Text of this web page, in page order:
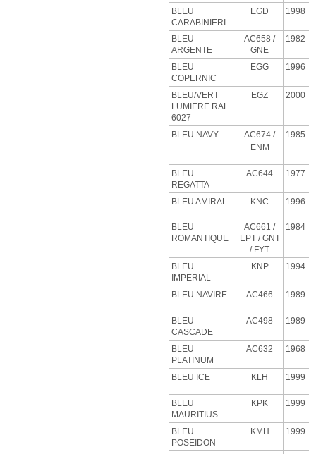
BLEU
CARABINIERI
EGD 1998
BLEU
ARGENTE
AC658 /
GNE
1982
BLEU
COPERNIC
EGG 1996
BLEU/VERT
LUMIERE RAL
6027
EGZ 2000
BLEU NAVY
AC674 /
ENM
1985
BLEU
REGATTA
AC644 1977
BLEU AMIRAL KNC 1996
BLEU
ROMANTIQUE
AC661 /
EPT / GNT
/ FYT
1984
BLEU
IMPERIAL
KNP 1994
BLEU NAVIRE AC466 1989
BLEU
CASCADE
AC498 1989
BLEU
PLATINUM
AC632 1968
BLEU ICE KLH 1999
BLEU
MAURITIUS
KPK 1999
BLEU
POSEIDON
KMH 1999